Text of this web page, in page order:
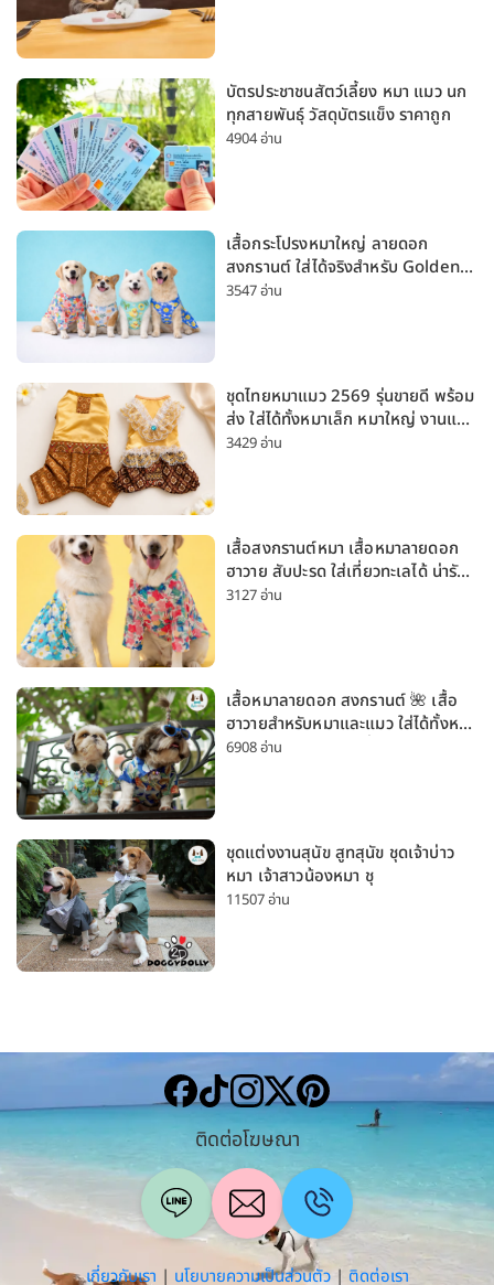
บัตรประชาชนสัตว์เลี้ยง หมา แมว นก
ทุกสายพันธุ์ วัสดุบัตรแข็ง ราคาถูก
4904 อ่าน
เสื้อกระโปรงหมาใหญ่ ลายดอก
สงกรานต์ ใส่ได้จริงสำหรับ Golden
Husky Labrador [อัปเดต 2026]
3547 อ่าน
ชุดไทยหมาแมว 2569 รุ่นขายดี พร้อม
ส่ง ใส่ได้ทั้งหมาเล็ก หมาใหญ่ งานแต่ง
สงกรานต์ ลอยกระทง
3429 อ่าน
เสื้อสงกรานต์หมา เสื้อหมาลายดอก
ฮาวาย สับปะรด ใส่เที่ยวทะเลได้ น่ารัก
ใส่ได้ทั้งหมาเล็กและหมาใหญ่
3127 อ่าน
เสื้อหมาลายดอก สงกรานต์ 🌺 เสื้อ
ฮาวายสำหรับหมาและแมว ใส่ได้ทั้งหมา
เล็กและหมาใหญ่ ใส่เที่ยวทะเลน่ารัก
6908 อ่าน
ชุดแต่งงานสุนัข สูทสุนัข ชุดเจ้าบ่าว
หมา เจ้าสาวน้องหมา ชุ
11507 อ่าน
ติดต่อโฆษณา
เกี่ยวกับเรา | นโยบายความเป็นส่วนตัว| ติดต่อเรา